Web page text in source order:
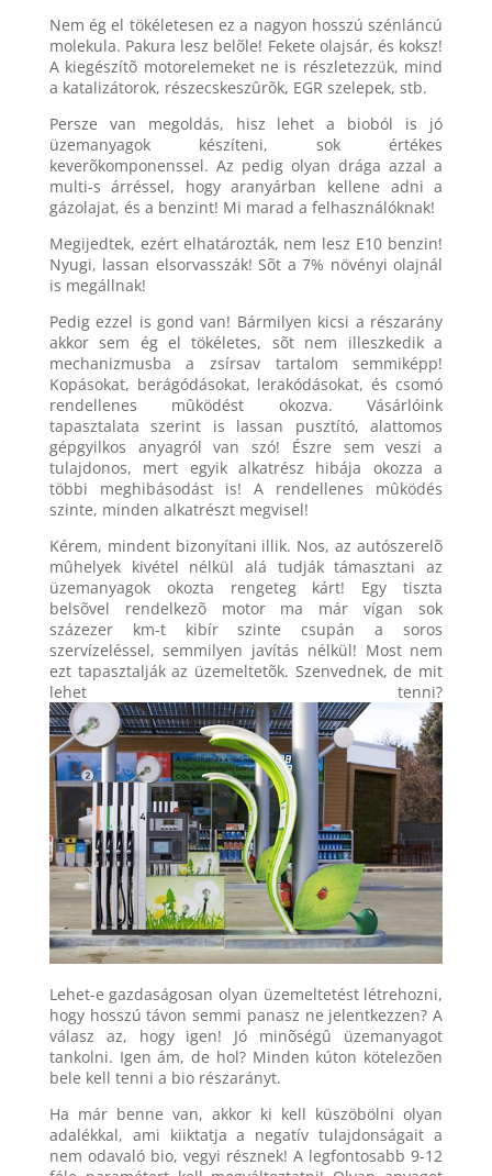
Nem ég el tökéletesen ez a nagyon hosszú szénláncú
molekula. Pakura lesz belõle! Fekete olajsár, és koksz!
A kiegészítõ motorelemeket ne is részletezzük, mind
a katalizátorok, részecskeszûrõk, EGR szelepek, stb.
Persze van megoldás, hisz lehet a bioból is jó
üzemanyagok készíteni, sok értékes
keverõkomponenssel. Az pedig olyan drága azzal a
multi-s árréssel, hogy aranyárban kellene adni a
gázolajat, és a benzint! Mi marad a felhasználóknak!
Megijedtek, ezért elhatározták, nem lesz E10 benzin!
Nyugi, lassan elsorvasszák! Sõt a 7% növényi olajnál
is megállnak!
Pedig ezzel is gond van! Bármilyen kicsi a részarány
akkor sem ég el tökéletes, sõt nem illeszkedik a
mechanizmusba a zsírsav tartalom semmiképp!
Kopásokat, berágódásokat, lerakódásokat, és csomó
rendellenes mûködést okozva. Vásárlóink
tapasztalata szerint is lassan pusztító, alattomos
gépgyilkos anyagról van szó! Észre sem veszi a
tulajdonos, mert egyik alkatrész hibája okozza a
többi meghibásodást is! A rendellenes mûködés
szinte, minden alkatrészt megvisel!
Kérem, mindent bizonyítani illik. Nos, az autószerelõ
mûhelyek kivétel nélkül alá tudják támasztani az
üzemanyagok okozta rengeteg kárt! Egy tiszta
belsõvel rendelkezõ motor ma már vígan sok
százezer km-t kibír szinte csupán a soros
szervízeléssel, semmilyen javítás nélkül! Most nem
ezt tapasztalják az üzemeltetõk. Szenvednek, de mit
lehet tenni?
Lehet-e gazdaságosan olyan üzemeltetést létrehozni,
hogy hosszú távon semmi panasz ne jelentkezzen? A
válasz az, hogy igen! Jó minõségû üzemanyagot
tankolni. Igen ám, de hol? Minden kúton kötelezõen
bele kell tenni a bio részarányt.
Ha már benne van, akkor ki kell küszöbölni olyan
adalékkal, ami kiiktatja a negatív tulajdonságait a
nem odavaló bio, vegyi résznek! A legfontosabb 9-12